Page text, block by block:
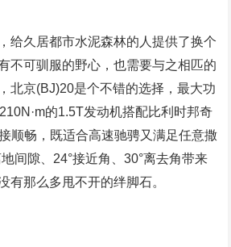
给久居都市水泥森林的人提供了换个
不可驯服的野心，也需要与之相匹的
北京(BJ)20是个不错的选择，最大功
的1.5T发动机搭配比利时邦奇
顺畅，既适合高速驰骋又满足任意撒
间隙、24°接近角、30°离去角带来
有那么多甩不开的绊脚石。